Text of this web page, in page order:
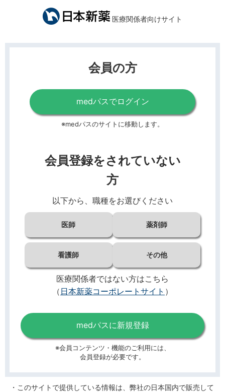
医療関係者向けサイト
会員の方
medパスでログイン
※medパスのサイトに移動します。
会員登録をされていない
方
以下から、職種をお選びください
医師 薬剤師
看護師 その他
医療関係者ではない方はこちら
（ 日本新薬コーポレートサイト ）
medパスに新規登録
※会員コンテンツ・機能のご利用には、
会員登録が必要です。
このサイトで提供している情報は、弊社の日本国内で販売して